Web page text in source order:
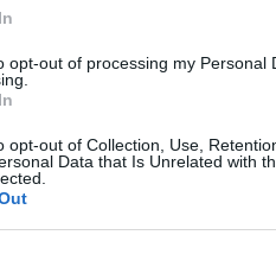
opt-out of processing my Personal
opt-out of Collection, Use,
Data that Is Unrelated with
in America centrale
suggerito di trasformare il
la visita in settimana del
del messaggio Laureano
a Panama, John Feeley,